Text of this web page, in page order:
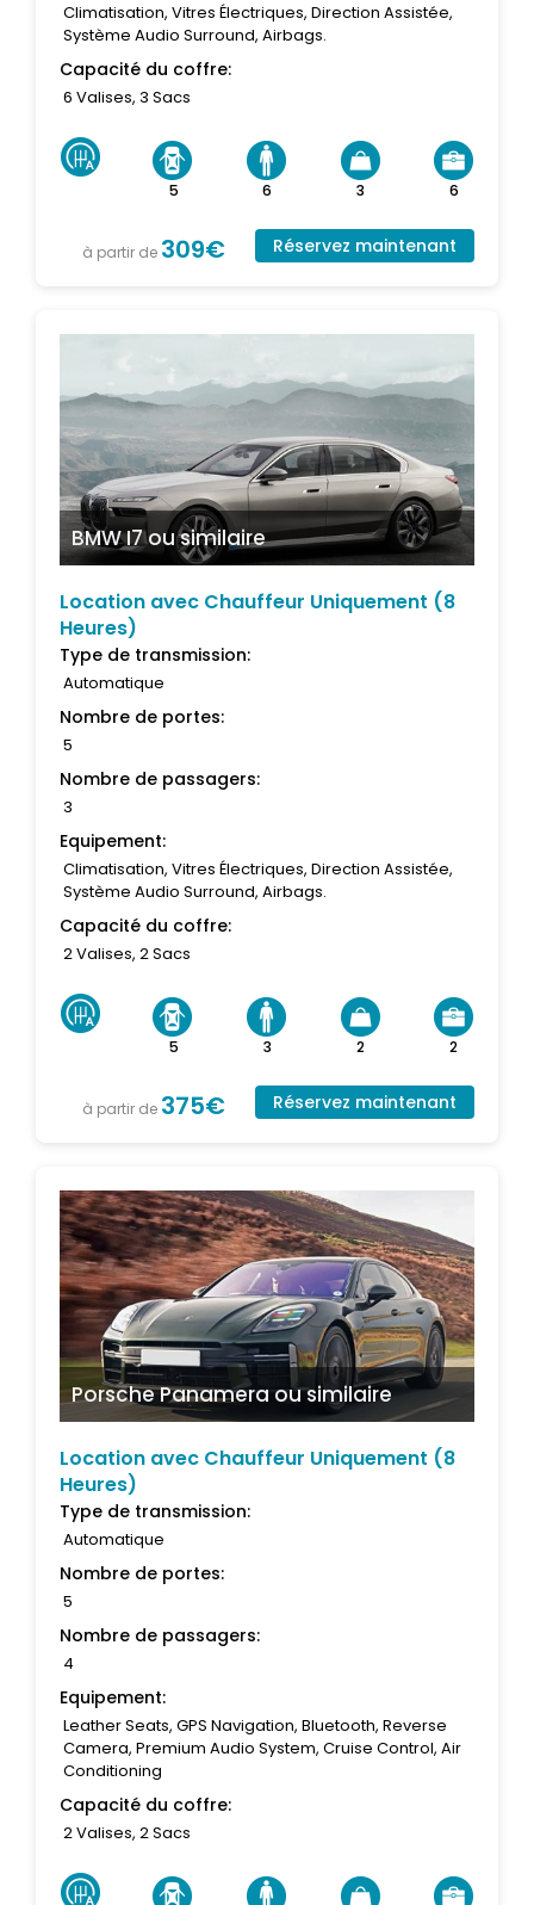
Climatisation, Vitres Électriques, Direction Assistée,
Système Audio Surround, Airbags.
Capacité du coffre:
6 Valises, 3 Sacs
5 6 3 6
à partir de 309€ Réservez maintenant
BMW I7ou similaire
Location avec Chauffeur Uniquement (8
Heures)
Type de transmission:
Automatique
Nombre de portes:
5
Nombre de passagers:
3
Equipement:
Climatisation, Vitres Électriques, Direction Assistée,
Système Audio Surround, Airbags.
Capacité du coffre:
2 Valises, 2 Sacs
5 3 2 2
à partir de 375€ Réservez maintenant
Porsche Panameraou similaire
Location avec Chauffeur Uniquement (8
Heures)
Type de transmission:
Automatique
Nombre de portes:
5
Nombre de passagers:
4
Equipement:
Leather Seats, GPS Navigation, Bluetooth, Reverse
Camera, Premium Audio System, Cruise Control, Air
Conditioning
Capacité du coffre:
2 Valises, 2 Sacs